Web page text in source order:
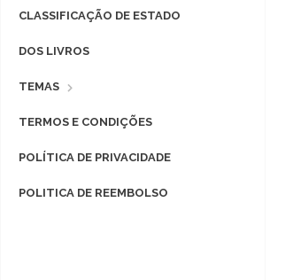
CLASSIFICAÇÃO DE ESTADO
DOS LIVROS
TEMAS
TERMOS E CONDIÇÕES
POLÍTICA DE PRIVACIDADE
POLITICA DE REEMBOLSO